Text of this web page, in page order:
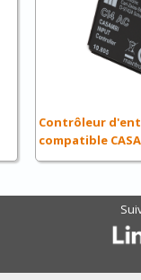
Contrôleur
compatible